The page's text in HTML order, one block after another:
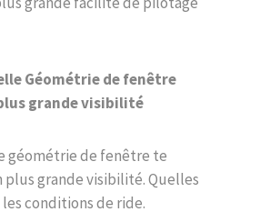
Géométrie de fenêtre
grande visibilité
géométrie de fenêtre te
grande visibilité. Quelles
conditions de ride.